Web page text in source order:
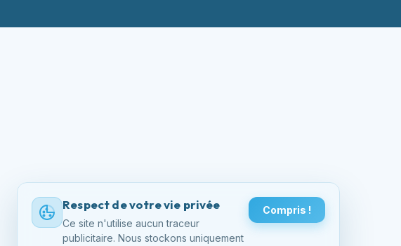
Respect de votre vie privée
Ce site n'utilise aucun traceur
publicitaire. Nous stockons uniquement
Compris !